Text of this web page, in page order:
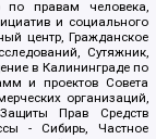
по правам человека,
и социального
центр, Гражданское
Сутяжник,
в Калининграде по
и проектов Совета
организаций,
Прав Средств
- Сибирь, Частное